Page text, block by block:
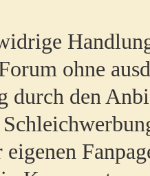
ohne
durch den